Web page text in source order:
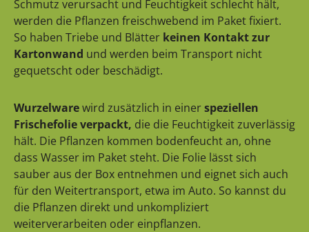
Schmutz verursacht und Feuchtigkeit schlecht hält,
werden die Pflanzen freischwebend im Paket fixiert.
So haben Triebe und Blätter keinen Kontakt zur
Kartonwand und werden beim Transport nicht
gequetscht oder beschädigt.
Wurzelwarewird zusätzlich in einerspeziellen
Frischefolie verpackt, die die Feuchtigkeit zuverlässig
hält. Die Pflanzen kommen bodenfeucht an, ohne
dass Wasser im Paket steht. Die Folie lässt sich
sauber aus der Box entnehmen und eignet sich auch
für den Weitertransport, etwa im Auto. So kannst du
die Pflanzen direkt und unkompliziert
weiterverarbeiten oder einpflanzen.